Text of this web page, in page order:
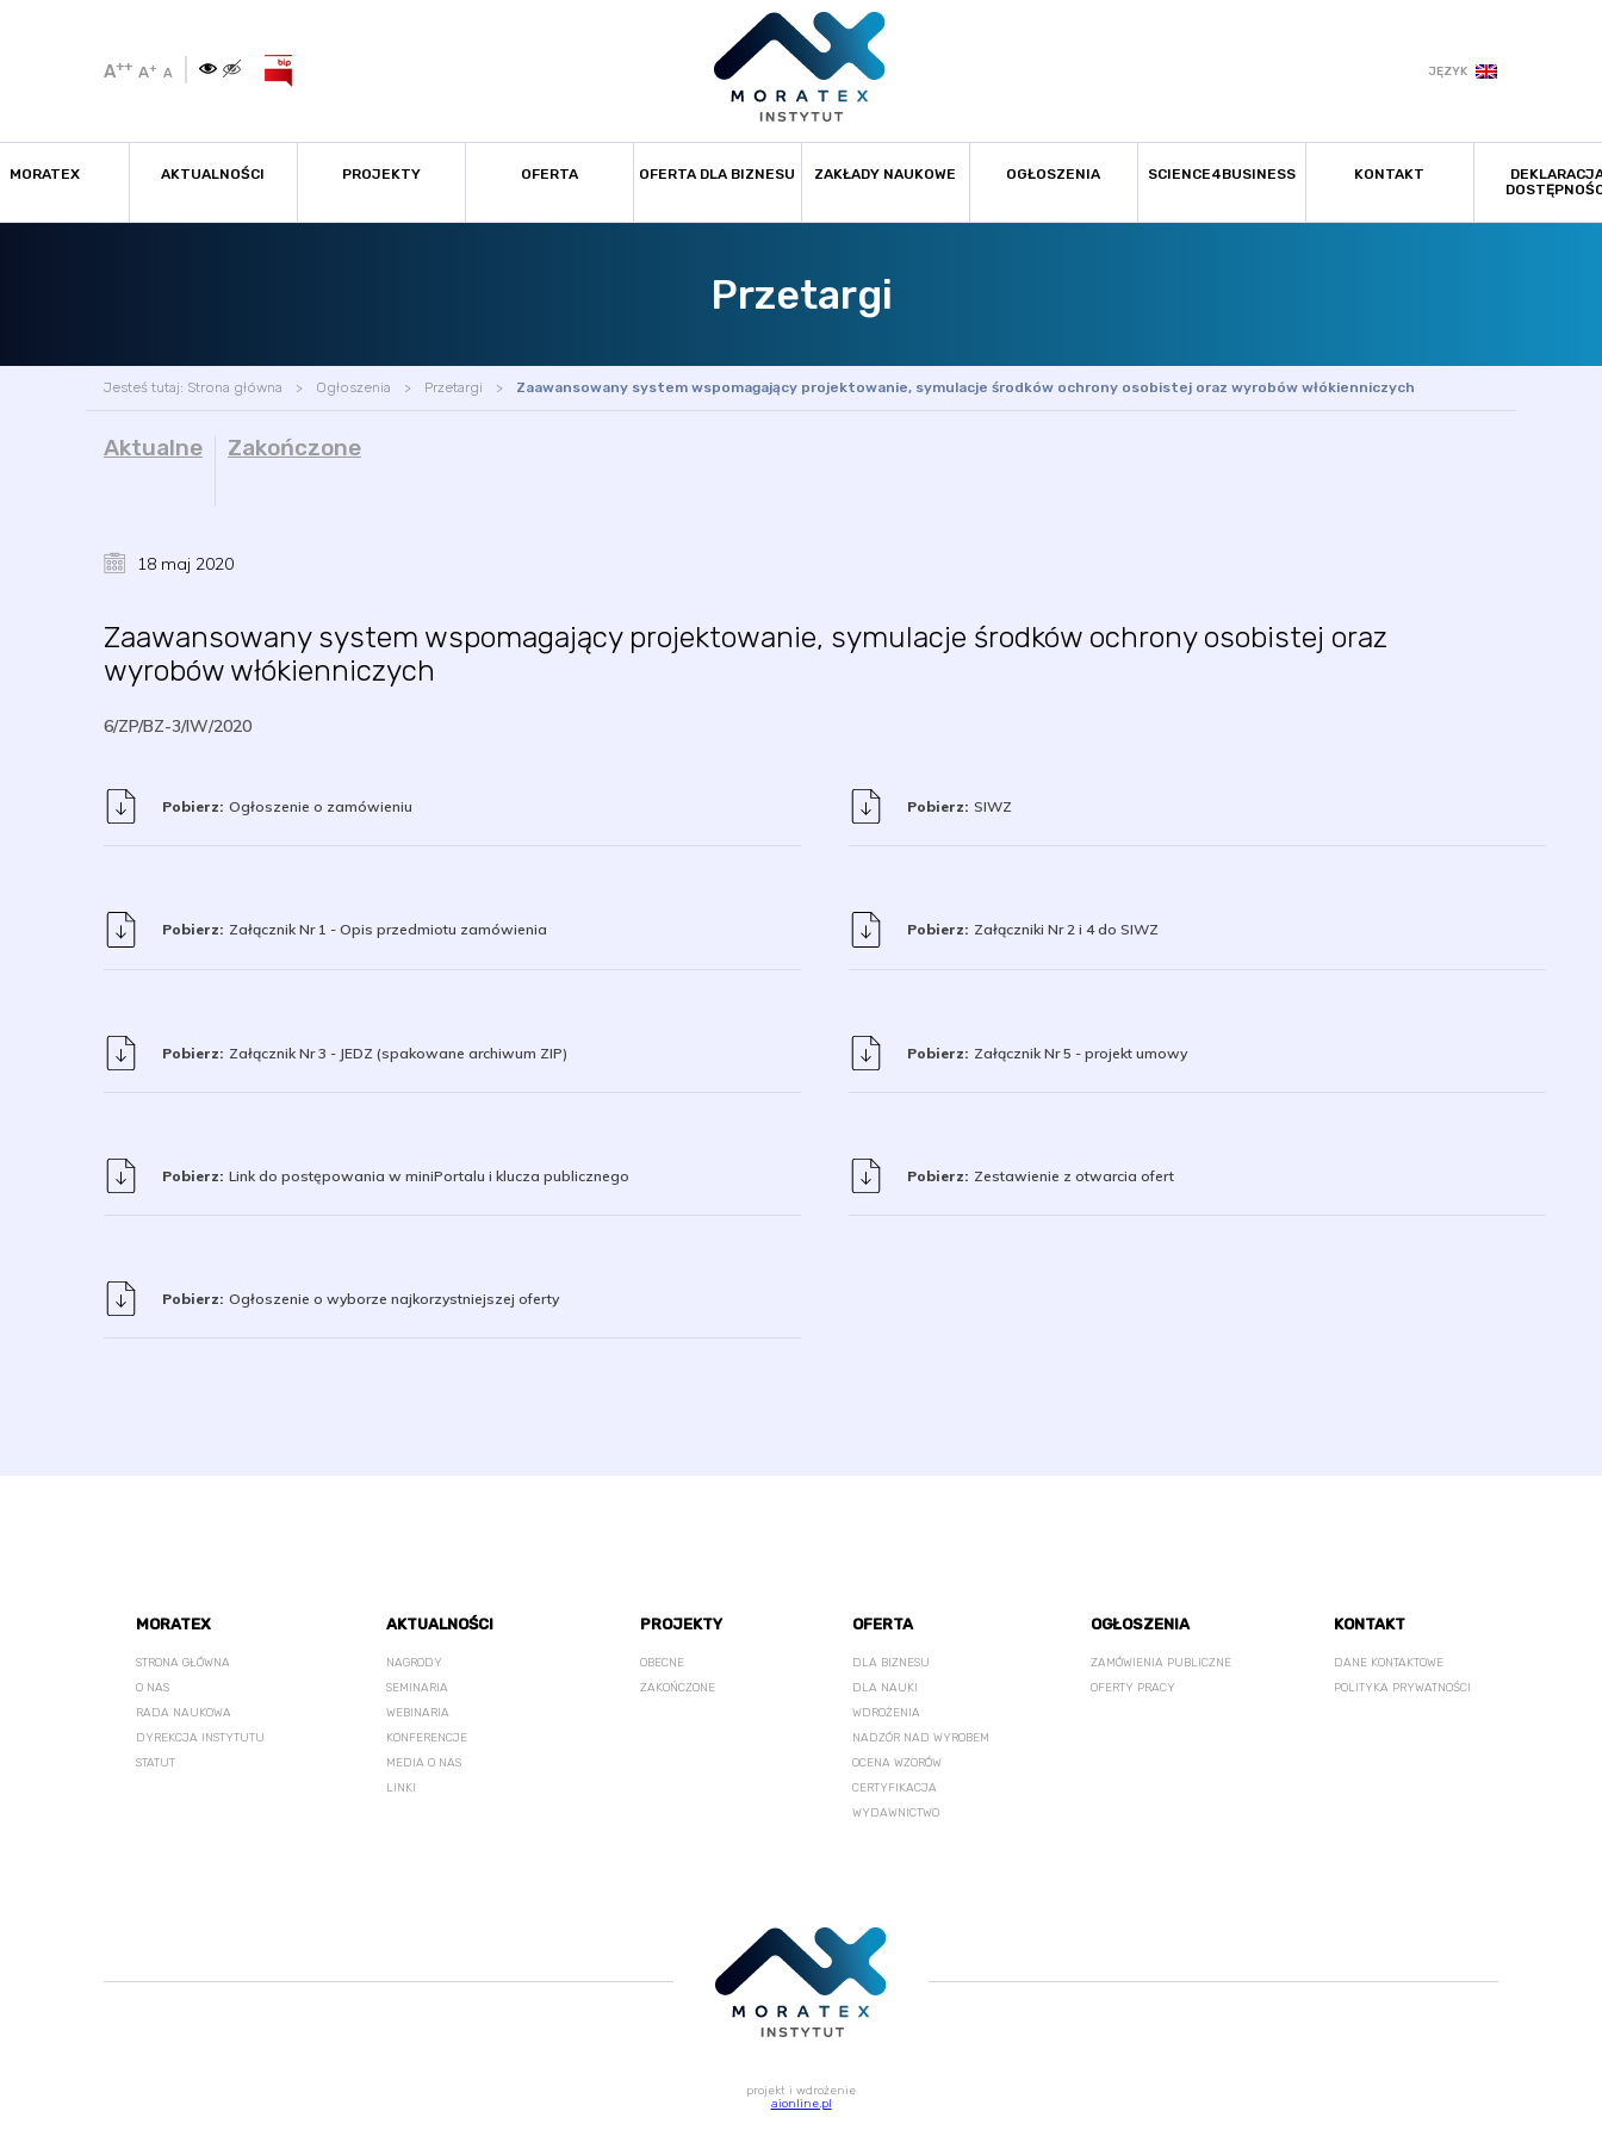
A++ A+ A JĘZYK
MORATEX AKTUALNOŚCI PROJEKTY OFERTA OFERTA DLA BIZNESU ZAKŁADY NAUKOWE OGŁOSZENIA SCIENCE4BUSINESS KONTAKT
Przetargi
Jesteś tutaj: Strona główna Ogłoszenia Przetargi Zaawansowany system wspomagający projektowanie, symulacje środków ochrony osobistej oraz wyrobów włókienniczych
Aktualne Zakończone
18 maj 2020
Zaawansowany system wspomagający projektowanie, symulacje środków ochrony osobistej oraz
wyrobów włókienniczych
6/ZP/BZ-3/IW/2020
Pobierz: Ogłoszenie o zamówieniu Pobierz: SIWZ
Pobierz: Załącznik Nr 1 - Opis przedmiotu zamówienia Pobierz: Załączniki Nr 2 i 4 do SIWZ
Pobierz: Załącznik Nr 3 - JEDZ (spakowane archiwum ZIP) Pobierz: Załącznik Nr 5 - projekt umowy
Pobierz: Link do postępowania w miniPortalu i klucza publicznego Pobierz: Zestawienie z otwarcia ofert
Pobierz: Ogłoszenie o wyborze najkorzystniejszej oferty
MORATEX
STRONA GŁÓWNA
O NAS
RADA NAUKOWA
DYREKCJA INSTYTUTU
STATUT
AKTUALNOŚCI
NAGRODY
SEMINARIA
WEBINARIA
KONFERENCJE
MEDIA O NAS
LINKI
PROJEKTY
OBECNE
ZAKOŃCZONE
OFERTA
DLA BIZNESU
DLA NAUKI
WDROŻENIA
NADZÓR NAD WYROBEM
OCENA WZORÓW
CERTYFIKACJA
WYDAWNICTWO
OGŁOSZENIA
ZAMÓWIENIA PUBLICZNE
OFERTY PRACY
KONTAKT
DANE KONTAKTOWE
POLITYKA PRYWATNOŚCI
projekt i wdrożenie
aionline.pl